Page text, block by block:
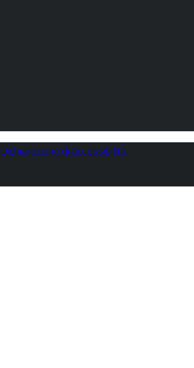
Dichiarazione di accessibilità